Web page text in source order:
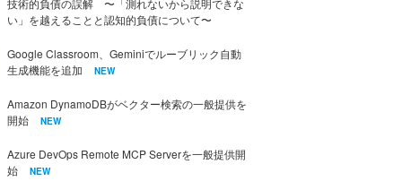
技術的負債の誤解 〜「測れないから説明できな
い」を越えることと認知的負債について〜
Google Classroom、Geminiでルーブリック自動
生成機能を追加
NEW
Amazon DynamoDBがベクター検索の一般提供を
開始
NEW
Azure DevOps Remote MCP Serverを一般提供開
始
NEW